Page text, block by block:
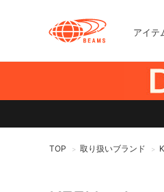
アイテ
TOP > 取り扱いブランド >